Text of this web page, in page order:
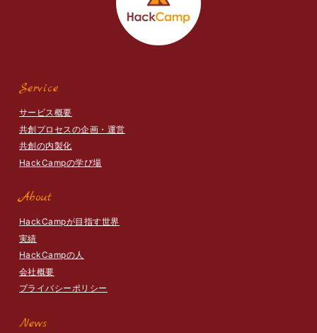
Service
サービス概要
共創プロセスの企画・運営
共創の内製化
HackCampの学び場
About
HackCampが目指す世界
実績
HackCampの人
会社概要
プライバシーポリシー
News